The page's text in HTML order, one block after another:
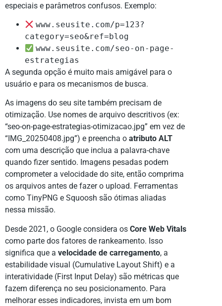
especiais e parâmetros confusos. Exemplo:
www.seusite.com/p=123?
category=seo&ref=blog
www.seusite.com/seo-on-page-
estrategias
A segunda opção é muito mais amigável para o
usuário e para os mecanismos de busca.
As imagens do seu site também precisam de
otimização. Use nomes de arquivo descritivos (ex:
“seo-on-page-estrategias-otimizacao.jpg” em vez de
“IMG_20250408.jpg”) e preencha o atributo ALT
com uma descrição que inclua a palavra-chave
quando fizer sentido. Imagens pesadas podem
comprometer a velocidade do site, então comprima
os arquivos antes de fazer o upload. Ferramentas
como TinyPNG e Squoosh são ótimas aliadas
nessa missão.
Desde 2021, o Google considera os Core Web Vitals
como parte dos fatores de rankeamento. Isso
significa que a velocidade de carregamento, a
estabilidade visual (Cumulative Layout Shift) e a
interatividade (First Input Delay) são métricas que
fazem diferença no seu posicionamento. Para
melhorar esses indicadores, invista em um bom